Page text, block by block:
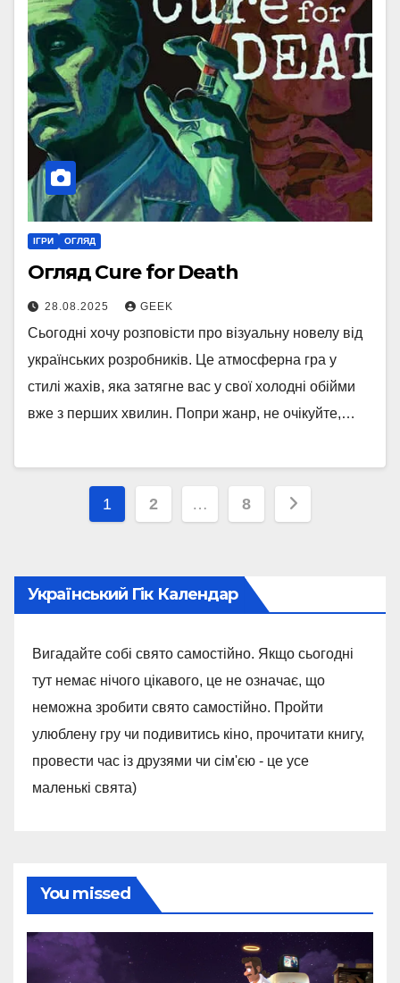
ІГРИ ОГЛЯД
Огляд Cure for Death
28.08.2025 GEEK
Сьогодні хочу розповісти про візуальну новелу від
українських розробників. Це атмосферна гра у
стилі жахів, яка затягне вас у свої холодні обійми
вже з перших хвилин. Попри жанр, не очікуйте,…
Пагінація
1 2 … 8
Український Гік Календар
Вигадайте собі свято самостійно. Якщо сьогодні
тут немає нічого цікавого, це не означає, що
неможна зробити свято самостійно. Пройти
улюблену гру чи подивитись кіно, прочитати книгу,
провести час із друзями чи сім'єю - це усе
маленькі свята)
You missed